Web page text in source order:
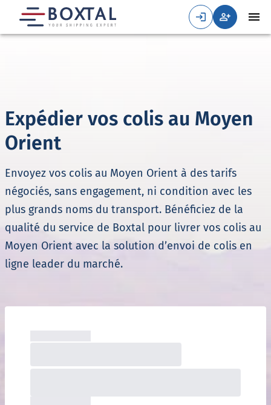
Expédier vos colis au Moyen
Orient
Envoyez vos colis au Moyen Orient à des tarifs
négociés, sans engagement, ni condition avec les
plus grands noms du transport. Bénéficiez de la
qualité du service de Boxtal pour livrer vos colis au
Moyen Orient avec la solution d’envoi de colis en
ligne leader du marché.